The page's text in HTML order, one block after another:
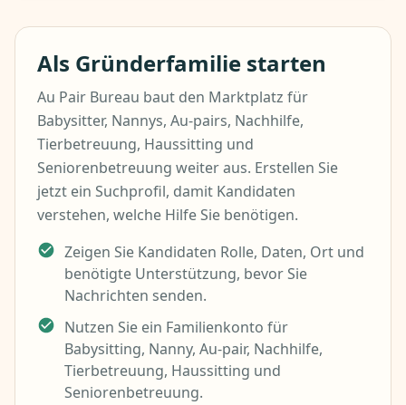
Als Gründerfamilie starten
Au Pair Bureau baut den Marktplatz für
Babysitter, Nannys, Au-pairs, Nachhilfe,
Tierbetreuung, Haussitting und
Seniorenbetreuung weiter aus. Erstellen Sie
jetzt ein Suchprofil, damit Kandidaten
verstehen, welche Hilfe Sie benötigen.
Zeigen Sie Kandidaten Rolle, Daten, Ort und
benötigte Unterstützung, bevor Sie
Nachrichten senden.
Nutzen Sie ein Familienkonto für
Babysitting, Nanny, Au-pair, Nachhilfe,
Tierbetreuung, Haussitting und
Seniorenbetreuung.